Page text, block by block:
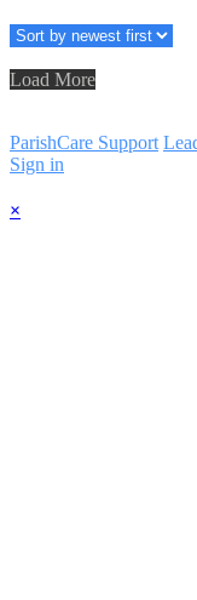
Load More
ParishCare Support
Sign in
×